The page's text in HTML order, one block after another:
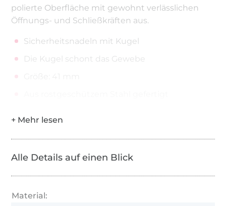
polierte Oberfläche mit gewohnt verlässlichen
Öffnungs- und Schließkräften aus.
Sicherheitsnadeln mit Kugel
Die Kugel schont das Gewebe
Alle Details auf einen Blick
Material: